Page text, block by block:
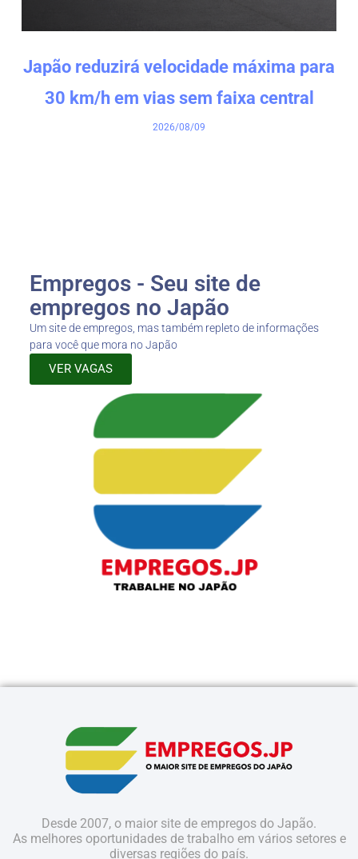
Japão reduzirá velocidade máxima para
30 km/h em vias sem faixa central
2026/08/09
Empregos - Seu site de
empregos no Japão
Um site de empregos, mas também repleto de informações
para você que mora no Japão
VER VAGAS
Desde 2007, o maior site de empregos do Japão.
As melhores oportunidades de trabalho em vários setores e
diversas regiões do país.